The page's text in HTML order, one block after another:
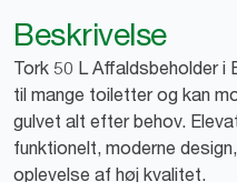
Beskrivelse
Tork 50 L Affaldsbeholder i
til mange toiletter og kan
gulvet alt efter behov.
funktionelt, moderne
oplevelse af høj kvalitet.